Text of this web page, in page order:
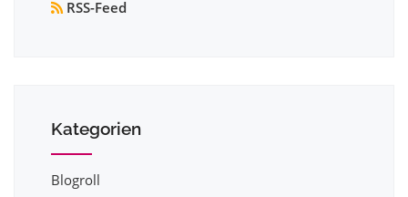
RSS-Feed
Kategorien
Blogroll